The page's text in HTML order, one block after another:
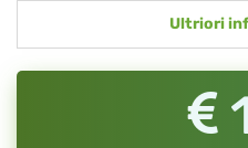
Ultriori